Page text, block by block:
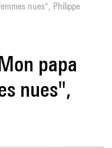
nues", Philippe
papa
nues",